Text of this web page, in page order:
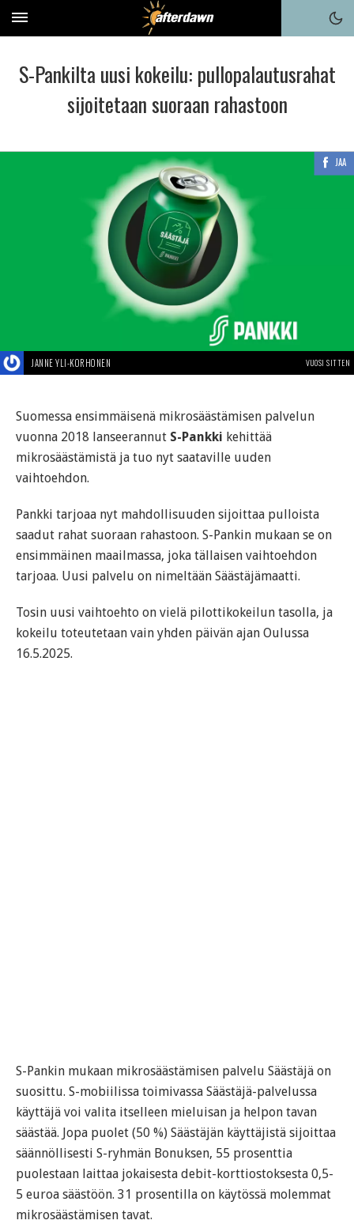
S-Pankilta uusi kokeilu: pullopalautusrahat
sijoitetaan suoraan rahastoon
JAA
JANNE YLI-KORHONEN VUOSI SITTEN
Suomessa ensimmäisenä mikrosäästämisen palvelun
vuonna 2018 lanseerannut S-Pankki kehittää
mikrosäästämistä ja tuo nyt saataville uuden
vaihtoehdon.
Pankki tarjoaa nyt mahdollisuuden sijoittaa pulloista
saadut rahat suoraan rahastoon. S-Pankin mukaan se on
ensimmäinen maailmassa, joka tällaisen vaihtoehdon
tarjoaa. Uusi palvelu on nimeltään Säästäjämaatti.
Tosin uusi vaihtoehto on vielä pilottikokeilun tasolla, ja
kokeilu toteutetaan vain yhden päivän ajan Oulussa
16.5.2025.
S-Pankin mukaan mikrosäästämisen palvelu Säästäjä on
suosittu. S-mobiilissa toimivassa Säästäjä-palvelussa
käyttäjä voi valita itselleen mieluisan ja helpon tavan
säästää. Jopa puolet (50 %) Säästäjän käyttäjistä sijoittaa
säännöllisesti S-ryhmän Bonuksen, 55 prosenttia
puolestaan laittaa jokaisesta debit-korttiostoksesta 0,5-
5 euroa säästöön. 31 prosentilla on käytössä molemmat
mikrosäästämisen tavat.